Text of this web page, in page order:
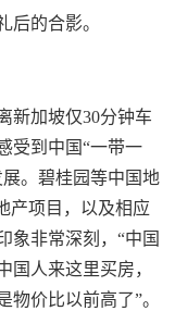
后的合影。
新加坡仅30分钟车
受到中国“一带一
。碧桂园等中国地
产项目，以及相应
象非常深刻，“中国
国人来这里买房，
价比以前高了”。